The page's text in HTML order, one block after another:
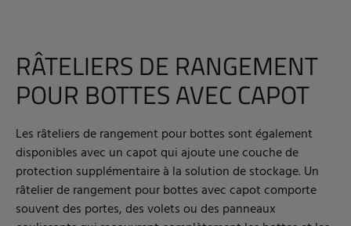
RÂTELIERS DE RANGEMENT
POUR BOTTES AVEC CAPOT
Les râteliers de rangement pour bottes sont également
disponibles avec un capot qui ajoute une couche de
protection supplémentaire à la solution de stockage. Un
râtelier de rangement pour bottes avec capot comporte
souvent des portes, des volets ou des panneaux